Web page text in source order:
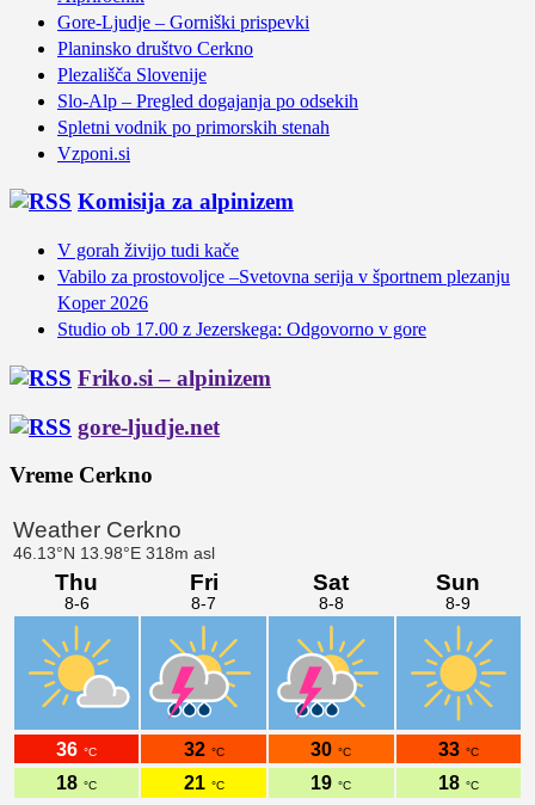
Gore-Ljudje – Gorniški prispevki
Planinsko društvo Cerkno
Plezališča Slovenije
Slo-Alp – Pregled dogajanja po odsekih
Spletni vodnik po primorskih stenah
Vzponi.si
Komisija za alpinizem
V gorah živijo tudi kače
Vabilo za prostovoljce –Svetovna serija v športnem plezanju
Koper 2026
Studio ob 17.00 z Jezerskega: Odgovorno v gore
Friko.si – alpinizem
gore-ljudje.net
Vreme Cerkno